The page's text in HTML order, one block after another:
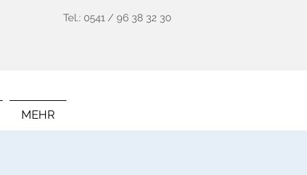
Tel.: 0541 / 96 38 32 30
MEHR